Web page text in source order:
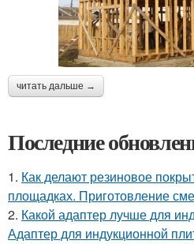
читать дальше →
Последние
1. Как делают резиновое
площадках. Приготовление
2. Какой адаптер лучше для
Адаптер для индукционной